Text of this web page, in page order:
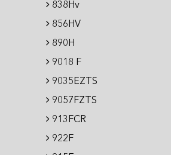
838Hv
856HV
890H
9018 F
9035EZTS
9057FZTS
913FCR
922F